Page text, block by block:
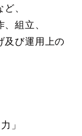
、
組立、
及び運用上の
」